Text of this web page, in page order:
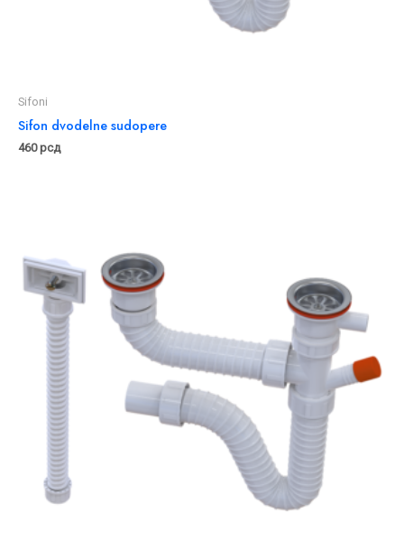
Sifoni
Sifon dvodelne sudopere
460рсд